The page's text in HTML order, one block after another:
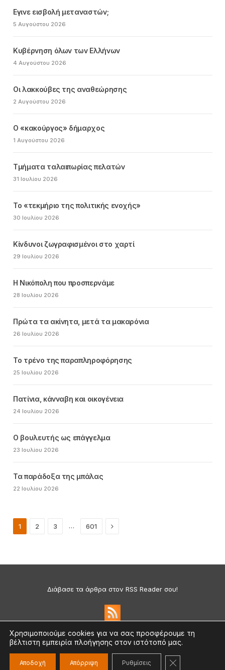
Εγινε εισβολή μεταναστών;
5 Αυγούστου 2026
Κυβέρνηση όλων των Ελλήνων
4 Αυγούστου 2026
Οι λακκούβες της αναθεώρησης
2 Αυγούστου 2026
Ο «κακούργος» δήμαρχος
1 Αυγούστου 2026
Τμήματα ταλαιπωρίας πελατών
31 Ιουλίου 2026
Το «τεκμήριο της πολιτικής ενοχής»
30 Ιουλίου 2026
Κίνδυνοι ζωγραφισμένοι στο χαρτί
29 Ιουλίου 2026
Η Νικόπολη που προσπερνάμε
28 Ιουλίου 2026
Πρώτα τα ακίνητα, μετά τα μακαρόνια
26 Ιουλίου 2026
Το τρένο της παραπληροφόρησης
25 Ιουλίου 2026
Πατίνια, κάνναβη και οικογένεια
24 Ιουλίου 2026
Ο βουλευτής ως επάγγελμα
23 Ιουλίου 2026
Τα παράδοξα της μπάλας
22 Ιουλίου 2026
1 2 3 … 601 Next
Διάβασε τα άρθρα στον RSS Reader σου!
Πολιτική Απορρήτου & Cookies
©2026 medium.gr | Designed & Supported bynat.ad
Χρησιμοποιούμε cookies για να σας προσφέρουμε τη
βέλτιστη εμπειρία πλοήγησης στον ιστότοπό μας.
Αποδοχή Απόρριψη Ρυθμίσεις ΚΛΕΊΣΙΜΟ ΤΟΥ